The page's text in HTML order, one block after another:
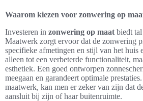
Waarom kiezen voor zonwering op
Investeren in zonwering op maat biedt
Maatwerk zorgt ervoor dat de zonwering
specifieke afmetingen en stijl van het huis
alleen tot een verbeterde functionaliteit,
esthetiek. Een goed ontworpen
meegaan en garandeert optimale
maatwerk, kan men er zeker van zijn dat
aansluit bij zijn of haar buitenruimte.